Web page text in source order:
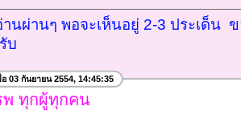
นผ่านๆ พอจะเห็นอยู่ 2-3 ประเด็น
บ
03 กันยายน 2554, 14:45:35
พ ทุกผู้ทุกคน